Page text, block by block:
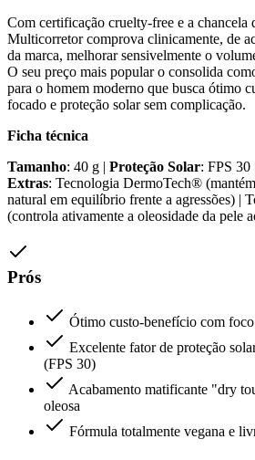
Com certificação cruelty-free e a chancela
Multicorretor comprova clinicamente, de
da marca, melhorar sensivelmente o
O seu preço mais popular o consolida
para o homem moderno que busca ótimo
focado e proteção solar sem complicação.
Ficha técnica
Tamanho: 40 g | Proteção Solar: FPS 30 |
Extras: Tecnologia DermoTech®
natural em equilíbrio frente a agressões) |
(controla ativamente a oleosidade da pele
Prós
Ótimo custo-benefício com
Excelente fator de proteção
(FPS 30)
Acabamento matificante "dry
oleosa
Fórmula totalmente vegana e